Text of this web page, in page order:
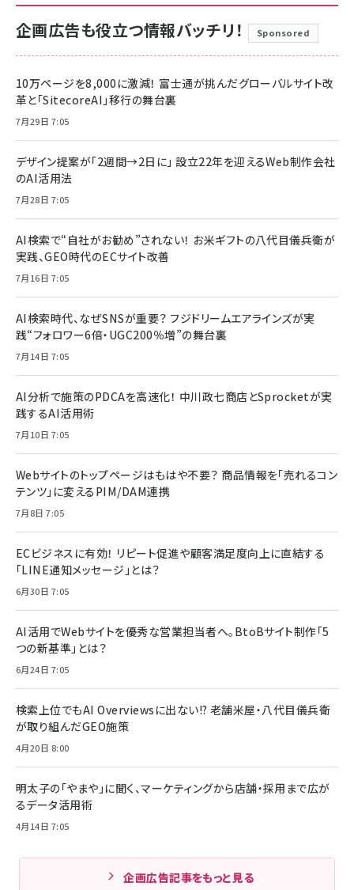
企画広告も役立つ情報バッチリ！ Sponsored
10万ページを8,000に激減！ 富士通が挑んだグローバルサイト改
革と「SitecoreAI」移行の舞台裏
7月29日 7:05
デザイン提案が「2週間→2日に」 設立22年を迎えるWeb制作会社
のAI活用法
7月28日 7:05
AI検索で“自社がお勧め”されない！ お米ギフトの八代目儀兵衛が
実践、GEO時代のECサイト改善
7月16日 7:05
AI検索時代、なぜSNSが重要？ フジドリームエアラインズが実
践“フォロワー6倍・UGC200％増”の舞台裏
7月14日 7:05
AI分析で施策のPDCAを高速化！ 中川政七商店とSprocketが実
践するAI活用術
7月10日 7:05
Webサイトのトップページはもはや不要？ 商品情報を「売れるコン
テンツ」に変えるPIM/DAM連携
7月8日 7:05
ECビジネスに有効！ リピート促進や顧客満足度向上に直結する
「LINE通知メッセージ」とは？
6月30日 7:05
AI活用でWebサイトを優秀な営業担当者へ。BtoBサイト制作「5
つの新基準」とは？
6月24日 7:05
検索上位でもAI Overviewsに出ない!? 老舗米屋・八代目儀兵衛
が取り組んだGEO施策
4月20日 8:00
明太子の「やまや」に聞く、マーケティングから店舗・採用まで広が
るデータ活用術
4月14日 7:05
企画広告記事をもっと見る